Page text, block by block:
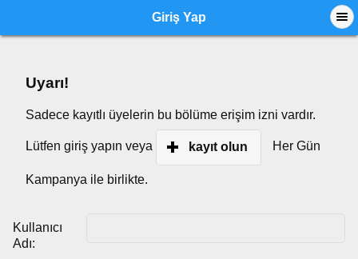
Giriş Yap
Uyarı!
Sadece kayıtlı üyelerin bu bölüme erişim izni vardır.
Lütfen giriş yapın veya kayıt olun Her Gün
Kampanya ile birlikte.
Kullanıcı
Adı: